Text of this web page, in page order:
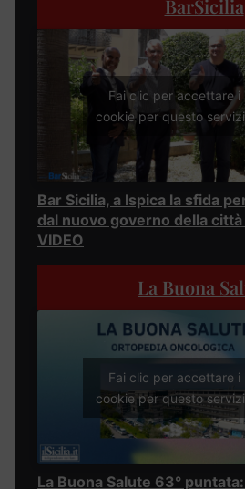
BarSicilia
Fai clic per accettare i
cookie per questo
Bar Sicilia, a Ispica la sfida
dal nuovo governo della città
VIDEO
La Buona
Fai clic per accettare i
cookie per questo
La Buona Salute 63°